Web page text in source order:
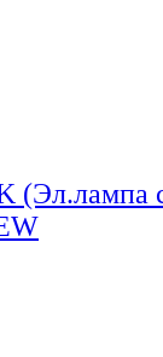
(Эл.лампа